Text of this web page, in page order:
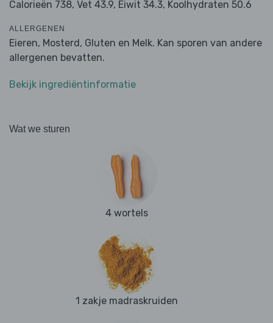
Calorieën 738, Vet 43.9, Eiwit 34.3, Koolhydraten 50.6
ALLERGENEN
Eieren, Mosterd, Gluten en Melk. Kan sporen van andere
allergenen bevatten.
Bekijk ingrediëntinformatie
Wat we sturen
4 wortels
1 zakje madraskruiden